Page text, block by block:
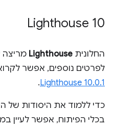
Lighthouse 10
החלונית Lighthouse מריצה
לפרטים נוספים, אפשר
Lighthouse 10.0.1
.
כדי ללמוד את היסודות של
בכלי הפיתוח, אפשר לעיין